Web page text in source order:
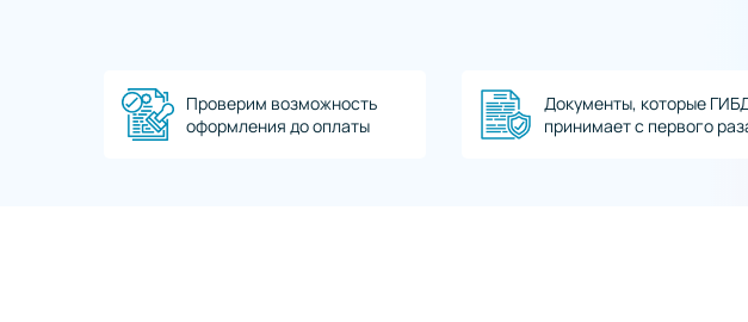
Проверим возможность
оформления до оплаты
Документы, которые
принимает с первого